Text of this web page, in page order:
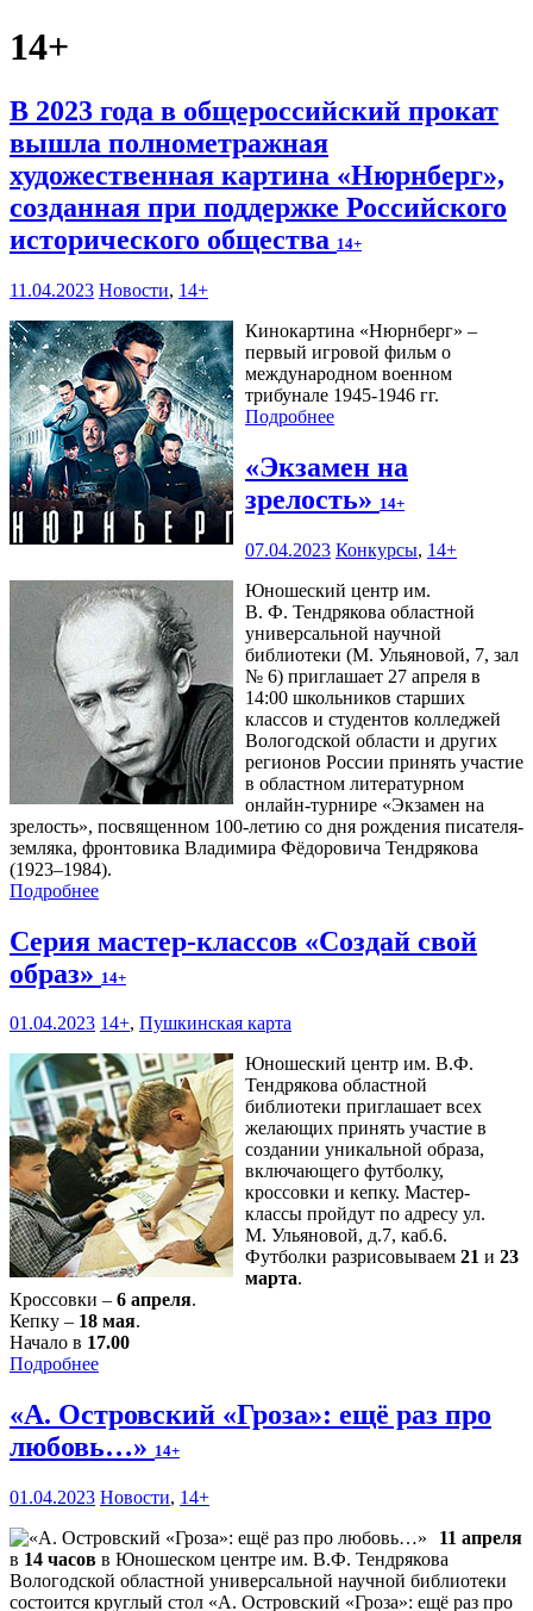
14+
В 2023 года в общероссийский прокат
вышла полнометражная
художественная картина «Нюрнберг»,
созданная при поддержке Российского
исторического общества 14+
11.04.2023 Новости, 14+
Кинокартина «Нюрнберг» –
первый игровой фильм о
международном военном
трибунале 1945-1946 гг.
Подробнее
«Экзамен на
зрелость» 14+
07.04.2023 Конкурсы, 14+
Юношеский центр им.
В. Ф. Тендрякова областной
универсальной научной
библиотеки (М. Ульяновой, 7, зал
№ 6) приглашает 27 апреля в
14:00 школьников старших
классов и студентов колледжей
Вологодской области и других
регионов России принять участие
в областном литературном
онлайн-турнире «Экзамен на
зрелость», посвященном 100-летию со дня рождения писателя-
земляка, фронтовика Владимира Фёдоровича Тендрякова
(1923–1984).
Подробнее
Серия мастер-классов «Создай свой
образ» 14+
01.04.2023 14+, Пушкинская карта
Юношеский центр им. В.Ф.
Тендрякова областной
библиотеки приглашает всех
желающих принять участие в
создании уникальной образа,
включающего футболку,
кроссовки и кепку. Мастер-
классы пройдут по адресу ул.
М. Ульяновой, д.7, каб.6.
Футболки разрисовываем 21 и 23
марта.
Кроссовки – 6 апреля.
Кепку – 18 мая.
Начало в 17.00
Подробнее
«А. Островский «Гроза»: ещё раз про
любовь…» 14+
01.04.2023 Новости, 14+
11 апреля
в 14 часов в Юношеском центре им. В.Ф. Тендрякова
Вологодской областной универсальной научной библиотеки
состоится круглый стол «А. Островский «Гроза»: ещё раз про